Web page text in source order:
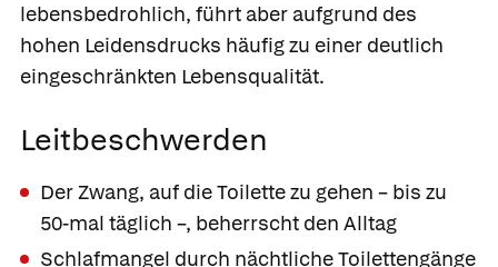
lebensbedrohlich, führt aber aufgrund des
hohen Leidensdrucks häufig zu einer deutlich
eingeschränkten Lebensqualität.
Leitbeschwerden
Der Zwang, auf die Toilette zu gehen – bis zu
50-mal täglich –, beherrscht den Alltag
Schlafmangel durch nächtliche Toilettengänge